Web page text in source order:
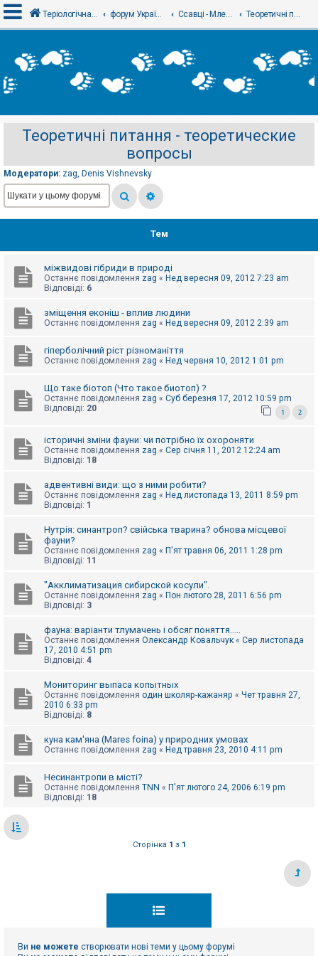
х
і
с
р
а
ц
і
Т
м
б
з
п
в
д
в
м
П
у
о
а
Теріологічна школа форум Українського теріологічного товариства Ссавці - Млекопитающие Теоретичні питання - теоретические вопросы
Теоретичні питання - теоретические
вопросы
Модератори: zag, Denis Vishnevsky
Тем
міжвидові гібриди в природі
Останнє повідомлення zag « Нед вересня 09, 2012 7:23 am
Відповіді: 6
зміщення еконіш - вплив людини
Останнє повідомлення zag « Нед вересня 09, 2012 2:39 am
гіперболічний ріст різноманіття
Останнє повідомлення zag « Нед червня 10, 2012 1:01 pm
Що таке біотоп (Что такое биотоп) ?
Останнє повідомлення zag « Суб березня 17, 2012 10:59 pm
Відповіді: 20 1 2
історичні зміни фауни: чи потрібно їх охороняти
Останнє повідомлення zag « Сер січня 11, 2012 12:24 am
Відповіді: 18
адвентивні види: що з ними робити?
Останнє повідомлення zag « Нед листопада 13, 2011 8:59 pm
Відповіді: 1
Нутрія: синантроп? свійська тварина? обнова місцевої
фауни?
Останнє повідомлення zag « П'ят травня 06, 2011 1:28 pm
Відповіді: 11
"Акклиматизация сибирской косули".
Останнє повідомлення zag « Пон лютого 28, 2011 6:56 pm
Відповіді: 3
фауна: варіанти тлумачень і обсяг поняття.....
Останнє повідомлення Олександр Ковальчук « Сер листопада
17, 2010 4:51 pm
Відповіді: 4
Мониторинг выпаса копытных
Останнє повідомлення один школяр-кажаняр « Чет травня 27,
2010 6:33 pm
Відповіді: 8
куна кам'яна (Mares foina) у природних умовах
Останнє повідомлення zag « Нед травня 23, 2010 4:11 pm
Несинантропи в місті?
Останнє повідомлення TNN « П'ят лютого 24, 2006 6:19 pm
Відповіді: 18
Сторінка 1 з 1
Ви не можете створювати нові теми у цьому форумі